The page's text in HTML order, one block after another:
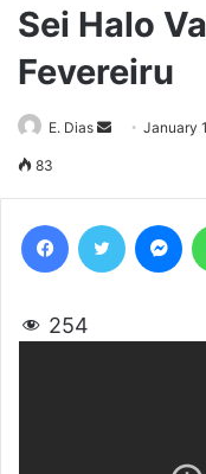
Sei Halo
Fevereiru
E. Dias
SendJanuary
83
254